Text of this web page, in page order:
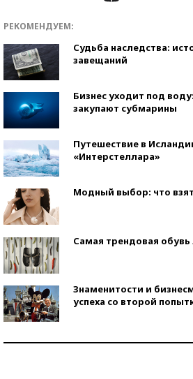
РЕКОМЕНДУЕМ:
Судьба наследства:
завещаний
Бизнес уходит под
закупают субмарины
Путешествие в
«Интерстеллара»
Модный выбор: что
Самая трендовая обувь
Знаменитости и
успеха со второй